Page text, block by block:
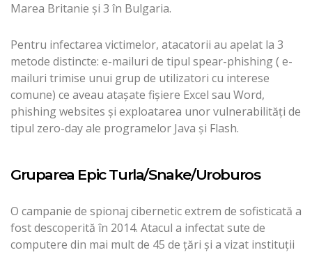
Marea Britanie şi 3 în Bulgaria.
Pentru infectarea victimelor, atacatorii au apelat la 3
metode distincte: e-mailuri de tipul spear-phishing ( e-
mailuri trimise unui grup de utilizatori cu interese
comune) ce aveau ataşate fişiere Excel sau Word,
phishing websites şi exploatarea unor vulnerabilităţi de
tipul zero-day ale programelor Java şi Flash.
Gruparea Epic Turla/Snake/Uroburos
O campanie de spionaj cibernetic extrem de sofisticată a
fost descoperită în 2014. Atacul a infectat sute de
computere din mai mult de 45 de ţări şi a vizat instituţii